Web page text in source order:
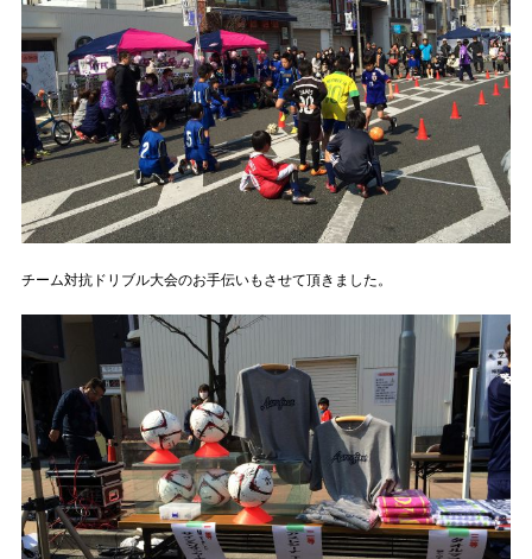
チーム対抗ドリブル大会のお手伝いもさせて頂きました。